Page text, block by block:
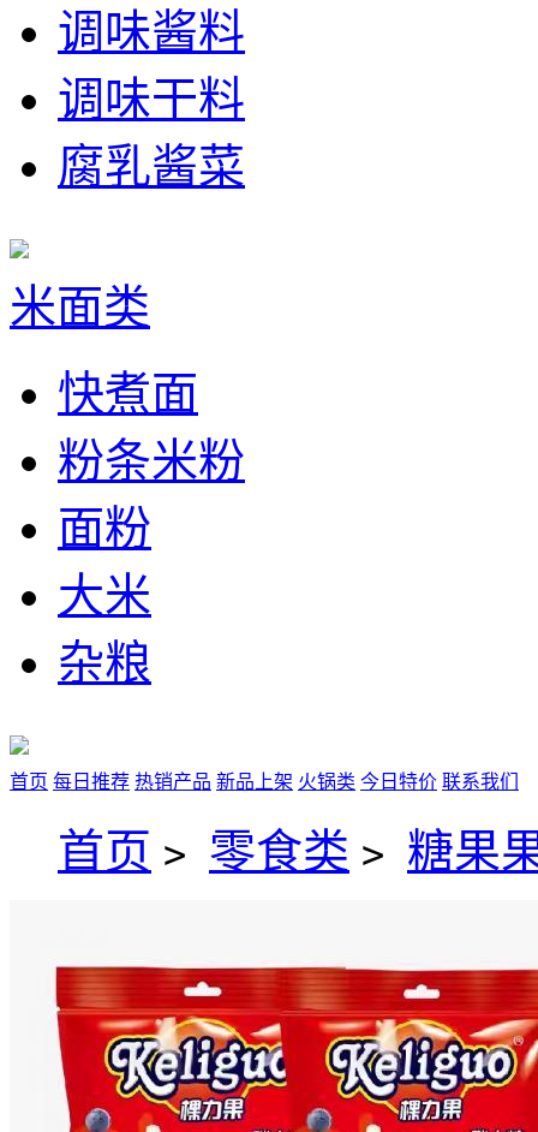
调味酱料
调味干料
腐乳酱菜
米面类
快煮面
粉条米粉
面粉
大米
杂粮
首页 每日推荐 热销产品 新品上架 火锅类 今日特价 联系我们
首页 > 零食类 > 糖果